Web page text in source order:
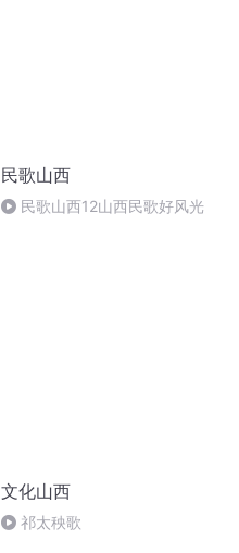
民歌山西
民歌山西12山西民歌好风光
文化山西
祁太秧歌